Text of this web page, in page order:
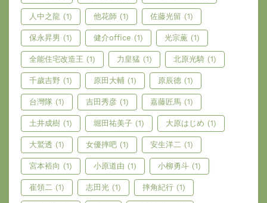
人中之龍 (1) 他花師 (1) 佐藤光留 (1)
保永昇男 (1) 健介office (1) 光宗薫 (1)
全能住宅改造王 (1) 力皇猛 (1) 北原光騎 (1)
千歲吉野 (1) 原田大輔 (1) 原辰德 (1)
台灣隊 (1) 吉田秀彦 (1) 嘉藤匠馬 (1)
土井成樹 (1) 堀田祐美子 (1) 大原はじめ (1)
大鷲透 (1) 女優摔吧 (1) 安生洋二 (1)
宮本裕向 (1) 小原道由 (1) 小柳勇斗 (1)
崔領二 (1) 志田光 (1) 摔角紀行 (1)